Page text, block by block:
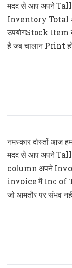
मदद से आप अपने
Inventory Total
उपयोगStock Item
है जब चालान Print
नमस्कार दोस्तों आज
मदद से आप अपने
column अपने
invoice में Inc of
जो आमतौर पर संभव